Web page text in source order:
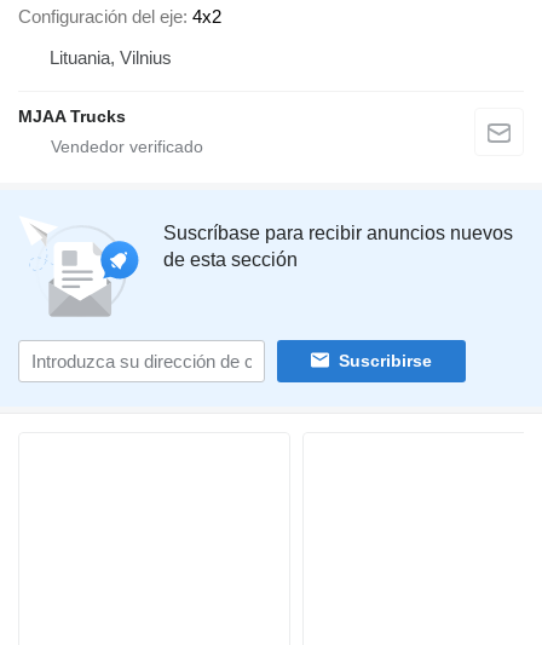
Configuración del eje 4x2
Lituania, Vilnius
MJAA Trucks
Suscríbase para recibir anuncios nuevos
de esta sección
Suscribirse